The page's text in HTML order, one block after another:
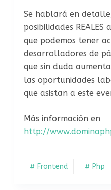
Se hablará en
posibilidades
que podemos tener
desarrolladores de
que sin duda
las oportunidades
que asistan a este
Más información en
http://
# Frontend # Php